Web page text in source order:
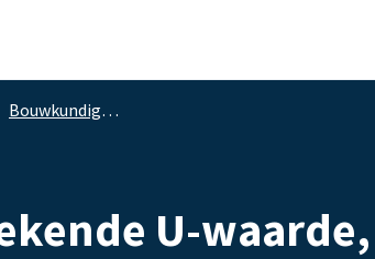
Bouwkundige gegevens (H.8)
U-